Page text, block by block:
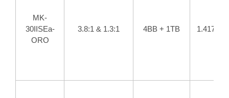
MK-
30IISEa-
ORO
3.8:1 & 1.3:1 4BB + 1TB 1.417